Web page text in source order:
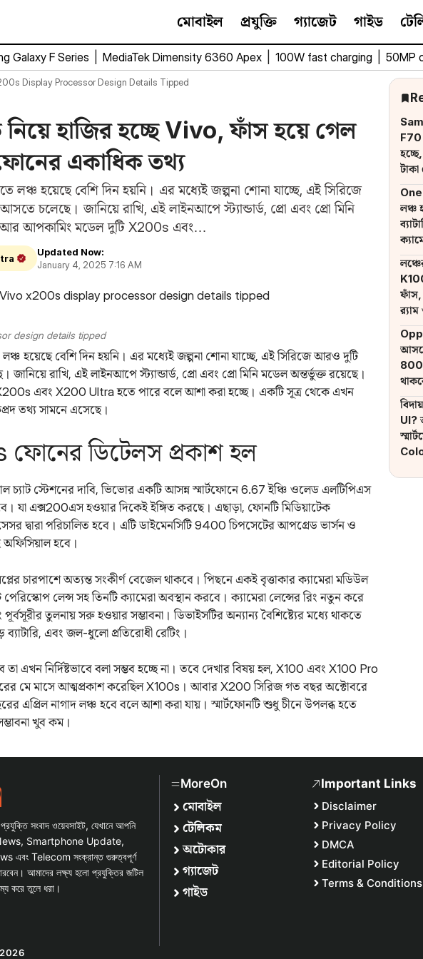
মোবাইল প্রযুক্তি গ্যাজেট গাইড
Galaxy F Series MediaTek Dimensity 6360 Apex 100W fast charging 50MP
Display Processor Design Details Tipped
হাজির হচ্ছে Vivo, ফাঁস হয়ে গেল
একাধিক তথ্য
লঞ্চ হয়েছে বেশি দিন হয়নি। এর মধ্যেই জল্পনা শোনা যাচ্ছে, এই সিরিজে
চলেছে। জানিয়ে রাখি, এই লাইনআপে স্ট্যান্ডার্ড, প্রো এবং প্রো মিনি
আর আপকামিং মডেল দুটি X200s এবং…
Updated Now:
January 4, 2025 7:16 AM
design details tipped
হয়েছে বেশি দিন হয়নি। এর মধ্যেই জল্পনা শোনা যাচ্ছে, এই সিরিজে আরও দুটি
রাখি, এই লাইনআপে স্ট্যান্ডার্ড, প্রো এবং প্রো মিনি মডেল অন্তর্ভুক্ত রয়েছে।
এবং X200 Ultra হতে পারে বলে আশা করা হচ্ছে। একটি সূত্র থেকে এখন
তথ্য সামনে এসেছে।
ডিটেলস প্রকাশ হল
চ্যাট স্টেশনের দাবি, ভিভোর একটি আসন্ন স্মার্টফোনে 6.67 ইঞ্চি ওলেড এলটিপিএস
যা এক্স200এস হওয়ার দিকেই ইঙ্গিত করছে। এছাড়া, ফোনটি মিডিয়াটেক
দ্বারা পরিচালিত হবে। এটি ডাইমেনসিটি 9400 চিপসেটের আপগ্রেড ভার্সন ও
হবে।
চারপাশে অত্যন্ত সংকীর্ণ বেজেল থাকবে। পিছনে একই বৃত্তাকার ক্যামেরা মডিউল
লেন্স সহ তিনটি ক্যামেরা অবস্থান করবে। ক্যামেরা লেন্সের রিং নতুন করে
তুলনায় সরু হওয়ার সম্ভাবনা। ডিভাইসটির অন্যান্য বৈশিষ্ট্যের মধ্যে থাকতে
ব্যাটারি, এবং জল-ধুলো প্রতিরোধী রেটিং।
এখন নির্দিষ্টভাবে বলা সম্ভব হচ্ছে না। তবে দেখার বিষয় হল, X100 এবং X100 Pro
মে মাসে আত্মপ্রকাশ করেছিল X100s। আবার X200 সিরিজ গত বছর অক্টোবরে
এপ্রিল নাগাদ লঞ্চ হবে বলে আশা করা যায়। স্মার্টফোনটি শুধু চীনে উপলব্ধ হতে
খুব কম।
লঞ্চ
ফাঁস,
UI?
সংবাদ ওয়েবসাইট, যেখানে আপনি
News, Smartphone Update,
Telecom সংক্রান্ত গুরুত্বপূর্ণ
আমাদের লক্ষ্য হলো প্রযুক্তির জটিল
করে তুলে ধরা।
MoreOn
মোবাইল
টেলিকম
অটোকার
গ্যাজেট
গাইড
Important Links
Disclaimer
Privacy Policy
DMCA
Editorial Policy
Terms & Conditions